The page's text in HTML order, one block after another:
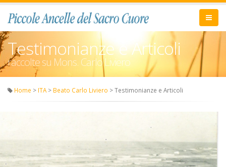
Testimonianze e Articoli
raccolte su Mons. Carlo Liviero
Home > ITA > Beato Carlo Liviero > Testimonianze e Articoli